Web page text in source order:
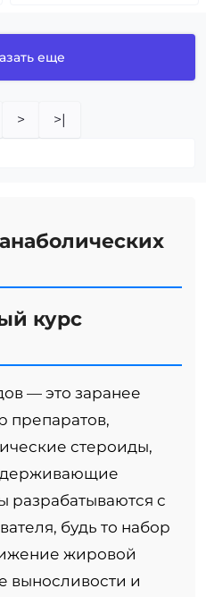
еще
> >|
курс
— это заранее
препаратов,
стероиды,
разрабатываются с
будь то набор
жировой
выносливости и